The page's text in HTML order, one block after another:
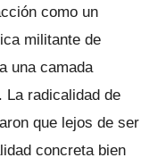
como un
militante de
una camada
La radicalidad de
que lejos de ser
concreta bien